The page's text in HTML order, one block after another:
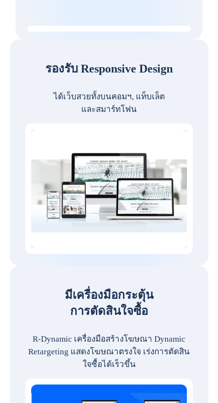
รองรับ Responsive Design
ได้เว็บสวยทั้งบนคอมฯ, แท็บเล็ต
และสมาร์ทโฟน
มีเครื่องมือกระตุ้น
การตัดสินใจซื้อ
R-Dynamic เครื่องมือสร้างโฆษณา Dynamic
Retargeting แสดงโฆษณาตรงใจ เร่งการตัดสิน
ใจซื้อได้เร็วขึ้น